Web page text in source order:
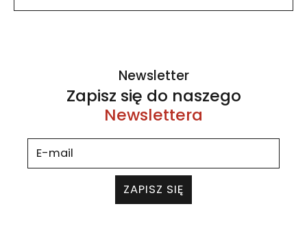
i wdroży lokalne…
Newsletter
Zapisz się do naszego
Newslettera
ZAPISZ SIĘ